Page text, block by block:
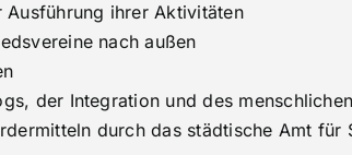
ihrer Aktivitäten
nach außen
der Integration und des
durch das städtische Amt für